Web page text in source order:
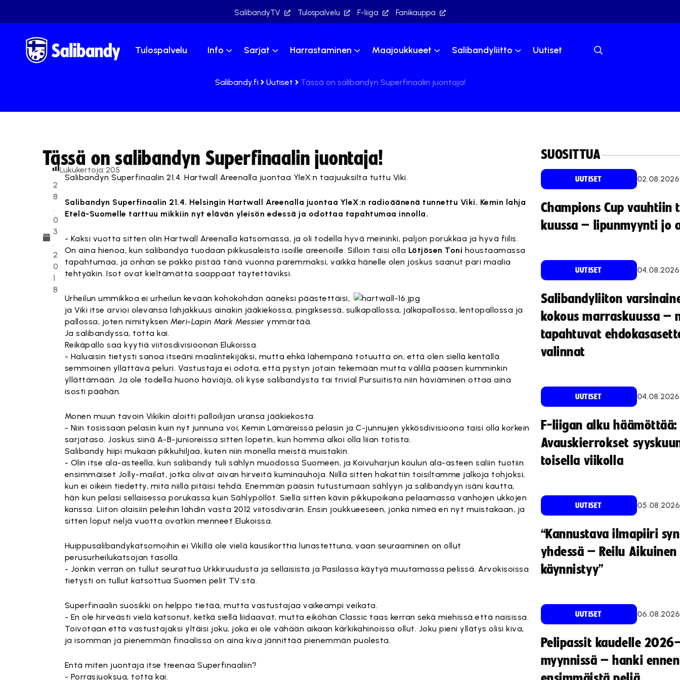
SalibandyTV Tulospalvelu F-liiga Fanikauppa
Tulospalvelu Info Sarjat Harrastaminen Maajoukkueet Salibandyliitto Uutiset
Salibandy.fi Uutiset Tässä on salibandyn Superfinaalin juontaja!
Tässä on salibandyn Superfinaalin juontaja!
2
8
.
0
3
.
2
0
1
8
Lukukertoja:205
Salibandyn Superfinaalin 21.4. Hartwall Areenalla juontaa YleX:n taajuuksilta tuttu Viki.
Salibandyn Superfinaalin 21.4. Helsingin Hartwall Areenalla juontaa YleX:n radioäänenä tunnettu Viki. Kemin lahja
Etelä-Suomelle tarttuu mikkiin nyt elävän yleisön edessä ja odottaa tapahtumaa innolla.
- Kaksi vuotta sitten olin Hartwall Areenalla katsomassa, ja oli todella hyvä meininki, paljon porukkaa ja hyvä fiilis.
On aina hienoa, kun salibandya tuodaan pikkusaleista isoille areenoille. Silloin taisi olla Lötjösen Toni houstaamassa
tapahtumaa, ja onhan se pakko pistää tänä vuonna paremmaksi, vaikka hänelle olen joskus saanut pari maalia
tehtyäkin. Isot ovat kieltämättä saappaat täytettäviksi.
Urheilun ummikkoa ei urheilun kevään kohokohdan ääneksi päästettäisi,
ja Viki itse arvioi olevansa lahjakkuus ainakin jääkiekossa, pingiksessä, sulkapallossa, jalkapallossa, lentopallossa ja
pallossa, joten nimityksenMeri-Lapin Mark Messier ymmärtää.
Ja salibandyssa, totta kai.
Reikäpallo saa kyytiä viitosdivisioonan Elukoissa.
- Haluaisin tietysti sanoa itseäni maalintekijäksi, mutta ehkä lähempänä totuutta on, että olen siellä kentällä
semmoinen yllättävä peluri. Vastustaja ei odota, että pystyn jotain tekemään mutta välillä pääsen kumminkin
yllättämään. Ja ole todella huono häviäjä, oli kyse salibandysta tai trivial Pursuitista niin häviäminen ottaa aina
isosti päähän.
Monen muun tavoin Vikikin aloitti palloilijan uransa jääkiekosta.
- Niin tosissaan pelasin kuin nyt junnuna voi, Kemin Lämäreissä pelasin ja C-junnujen ykkösdivisioona taisi olla korkein
sarjataso. Joskus siinä A-B-junioreissa sitten lopetin, kun homma alkoi olla liian totista.
Salibandy hiipi mukaan pikkuhiljaa, kuten niin monella meistä muistakin.
- Olin itse ala-asteella, kun salibandy tuli sählyn muodossa Suomeen, ja Koivuharjun koulun ala-asteen saliin tuotiin
ensimmäiset Jolly-mailat, jotka olivat aivan hirveitä kuminauhoja. Niillä sitten hakattiin toisiltamme jalkoja tohjoksi,
kun ei oikein tiedetty, mitä niillä pitäisi tehdä. Enemmän pääsin tutustumaan sählyyn ja salibandyyn isäni kautta,
hän kun pelasi sellaisessa porukassa kuin Sählypöllöt. Siellä sitten kävin pikkupoikana pelaamassa vanhojen ukkojen
kanssa. Liiton alaisiin peleihin lähdin vasta 2012 viitosdivariin. Ensin joukkueeseen, jonka nimeä en nyt muistakaan, ja
sitten loput neljä vuotta ovatkin menneet Elukoissa.
Huippusalibandykatsomoihin ei Vikillä ole vielä kausikorttia lunastettuna, vaan seuraaminen on ollut
perusurheilukatsojan tasolla.
- Jonkin verran on tullut seurattua Urkkiruudusta ja sellaisista ja Pasilassa käytyä muutamassa pelissä. Arvokisoissa
tietysti on tullut katsottua Suomen pelit TV:stä.
Superfinaalin suosikki on helppo tietää, mutta vastustajaa vaikeampi veikata.
- En ole hirveästi vielä katsonut, ketkä siellä liidaavat, mutta eiköhän Classic taas kerran sekä miehissä että naisissa.
Toivotaan että vastustajaksi yltäisi joku, joka ei ole vähään aikaan kärkikahinoissa ollut. Joku pieni yllätys olisi kiva,
ja isomman ja pienemmän finaalissa on aina kiva jännittää pienemmän puolesta.
Entä miten juontaja itse treenaa Superfinaaliin?
- Porrasjuoksua, totta kai.
SUOSITTUA
UUTISET 02.08.2026
Champions Cup vauhtiin
kuussa – lipunmyynti jo
UUTISET 04.08.2026
Salibandyliiton
kokous marraskuussa –
tapahtuvat
valinnat
UUTISET 04.08.2026
F-liigan alku häämöttää:
Avauskierrokset
toisella viikolla
UUTISET 05.08.2026
“Kannustava ilmapiiri
yhdessä – Reilu
käynnistyy”
UUTISET 06.08.2026
Pelipassit kaudelle
myynnissä – hanki ennen